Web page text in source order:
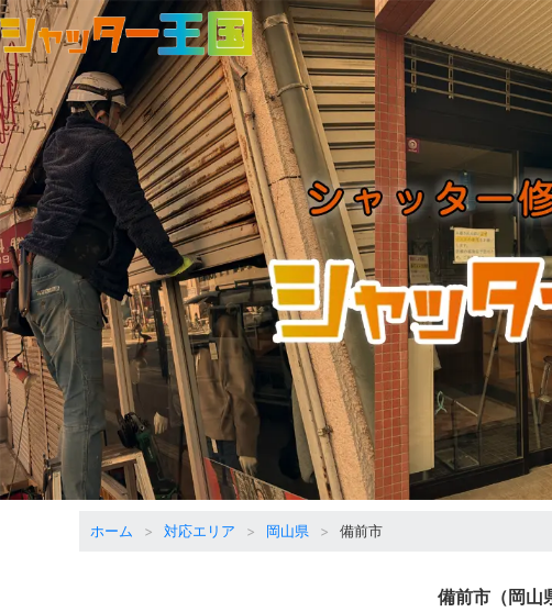
ホーム 対応エリア 岡山県 備前市
備前市（岡山